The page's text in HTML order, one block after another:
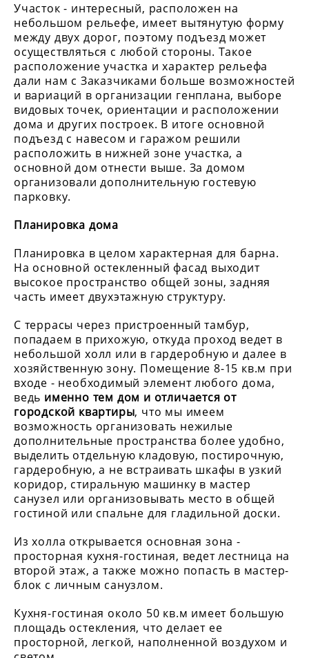
Участок - интересный, расположен на
небольшом рельефе, имеет вытянутую форму
между двух дорог, поэтому подъезд может
осуществляться с любой стороны. Такое
расположение участка и характер рельефа
дали нам с Заказчиками больше возможностей
и вариаций в организации генплана, выборе
видовых точек, ориентации и расположении
дома и других построек. В итоге основной
подъезд с навесом и гаражом решили
расположить в нижней зоне участка, а
основной дом отнести выше. За домом
организовали дополнительную гостевую
парковку.
Планировка дома
Планировка в целом характерная для барна.
На основной остекленный фасад выходит
высокое пространство общей зоны, задняя
часть имеет двухэтажную структуру.
С террасы через пристроенный тамбур,
попадаем в прихожую, откуда проход ведет в
небольшой холл или в гардеробную и далее в
хозяйственную зону. Помещение 8-15 кв.м при
входе - необходимый элемент любого дома,
ведь именно тем дом и отличается от
городской квартиры, что мы имеем
возможность организовать нежилые
дополнительные пространства более удобно,
выделить отдельную кладовую, постирочную,
гардеробную, а не встраивать шкафы в узкий
коридор, стиральную машинку в мастер
санузел или организовывать место в общей
гостиной или спальне для гладильной доски.
Из холла открывается основная зона -
просторная кухня-гостиная, ведет лестница на
второй этаж, а также можно попасть в мастер-
блок с личным санузлом.
Кухня-гостиная около 50 кв.м имеет большую
площадь остекления, что делает ее
просторной, легкой, наполненной воздухом и